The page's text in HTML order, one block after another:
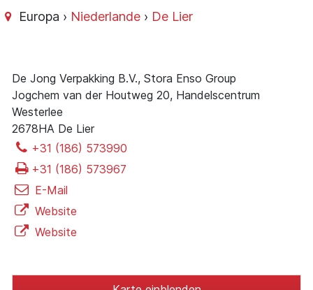
Europa › Niederlande › De Lier
De Jong Verpakking B.V., Stora Enso Group
Jogchem van der Houtweg 20, Handelscentrum
Westerlee
2678HA De Lier
+31 (186) 573990
+31 (186) 573967
E-Mail
Website
Website